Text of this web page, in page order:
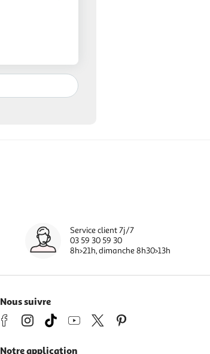
Service client 7j/7
03 59 30 59 30
8h>21h, dimanche 8h30>13h
Nous suivre
Notre application